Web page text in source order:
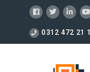
0312 472 21